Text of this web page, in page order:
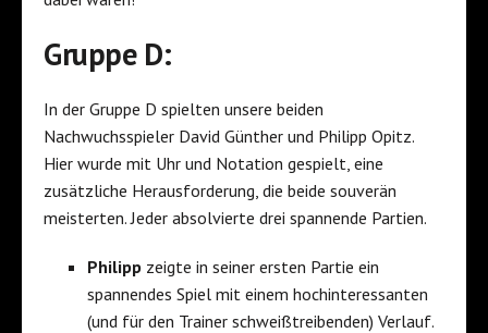
Gruppe D:
In der Gruppe D spielten unsere beiden
Nachwuchsspieler David Günther und Philipp Opitz.
Hier wurde mit Uhr und Notation gespielt, eine
zusätzliche Herausforderung, die beide souverän
meisterten. Jeder absolvierte drei spannende Partien.
Philipp zeigte in seiner ersten Partie ein
spannendes Spiel mit einem hochinteressanten
(und für den Trainer schweißtreibenden) Verlauf.